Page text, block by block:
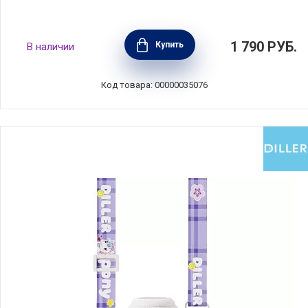
Термос-бутылка вакуумная "Живая планета,
попугай", объем 0,5 л, нержавеющая сталь,
Maxwell & Williams, MW890-JR0196
В наличии Купить 1 790 РУБ.
Код товара: 00000035076